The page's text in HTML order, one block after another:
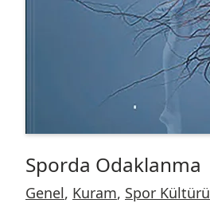
Sporda Odaklanma
Genel, Kuram, Spor Kültürü